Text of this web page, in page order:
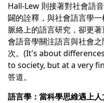
Hall-Lew 則接著對社會語
闢的詮釋，與社會語言學
脈絡上的語言研究，卻更
會語音學關注語言與社會
次。(It's about
to society, but at a very
答道。
語言學：當科學思維遇上